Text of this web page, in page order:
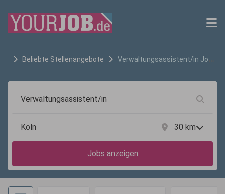
Beliebte Stellenangebote Verwaltungsassistent/in Jobs
30 km
Jobs anzeigen